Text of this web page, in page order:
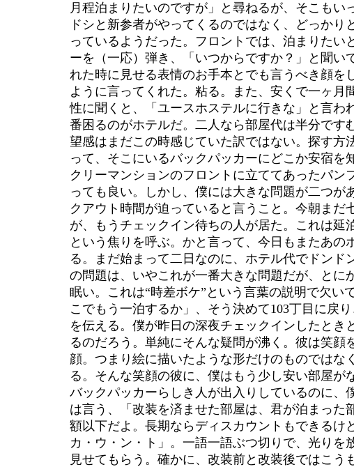
月程泊まりたいのですが」と尋ねるが、そこもい
ドシと新参者がやってくるのではなく、どっか
っているようだった。フロントでは、泊まりたい
ーを（一応）弾き、「いつからですか？」と聞い
れた時に見せる表情のお手本とでも言うべき顔を
ように言ってくれた。粘る。また、安くで一ヶ月
性に聞くと、「ユースホステルに行きな」と言わ
番困るのがホテルだ。二人なら部屋代は半分です
望感はまだこの時感じていた訳ではない。探す方
って、そこにいるバックパッカーにどこか安宿を
クリーマンションのフロントに立ててあったパン
っても良い。しかし、僕には大きな問題が二つが
クアウト時間が迫っていると言うこと。今朝まだ
が、もうチェックイン待ちの人が居た。これは延
という焦りを呼ぶ。かと言って、今日もまたあの
る。まだ始まって二日なのに、ホテル代でドンド
の問題は、いやこれが一番大きな問題だが、とに
眠い。これは“時差ボケ”という言葉の説明で欠い
こでもう一泊するか」、そう決めて103丁目に戻
を伝える。僕が昨日の深夜チェックインしたとき
るのだろう。単純にそんな疑問が沸く。彼は笑顔
顔。つまり絵に描いたような形だけのものではな
る。そんな笑顔の彼に、僕はもう少し安い部屋が
バックパッカーらしき人が出入りしているのに、
は言う、「改装を済ませた部屋は、君が泊まった
額以下だよ。長期ならディスカウントもできるけ
カ・ウ・ン・ト」。一語一語ぶつ切りで、光りを
見せてもらう。確かに、改装前と改装後ではこ